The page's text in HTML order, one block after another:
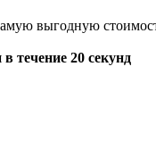
выгодную
течение 20 секунд